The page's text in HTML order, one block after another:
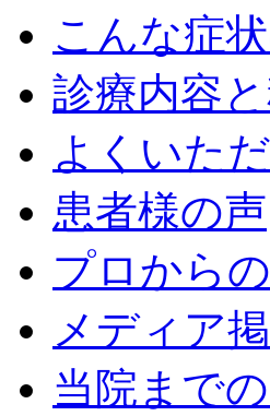
こんな症
診療内容
よくいた
患者様の声
プロから
メディア
当院まで